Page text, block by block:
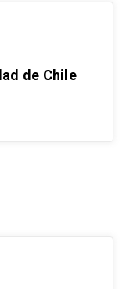
de Chile